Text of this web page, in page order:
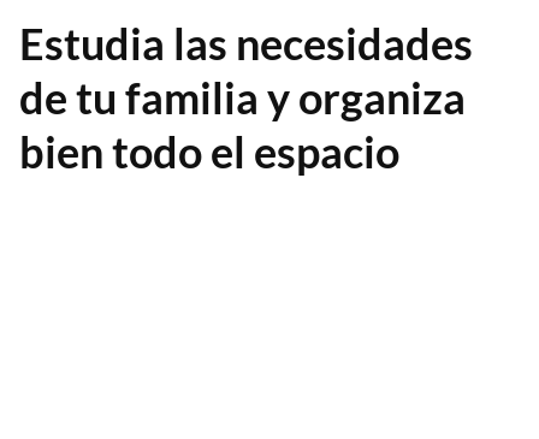
Estudia las necesidades
de tu familia y organiza
bien todo el espacio